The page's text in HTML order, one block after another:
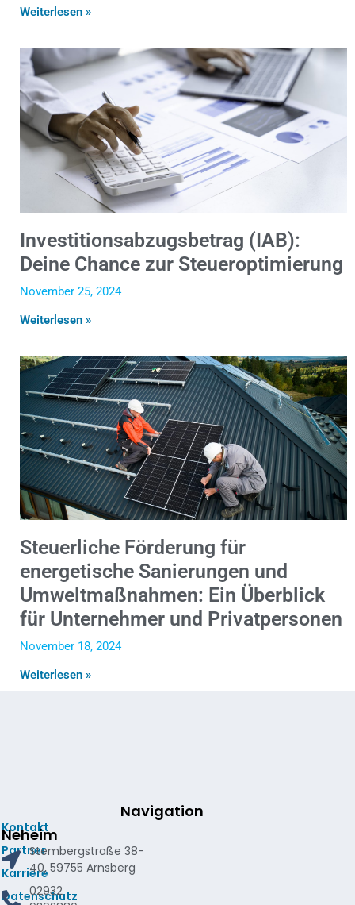
Weiterlesen »
Investitionsabzugsbetrag (IAB):
Deine Chance zur Steueroptimierung
November 25, 2024
Weiterlesen »
Steuerliche Förderung für
energetische Sanierungen und
Umweltmaßnahmen: Ein Überblick
für Unternehmer und Privatpersonen
November 18, 2024
Weiterlesen »
Navigation
Kontakt
Partner
Karriere
Datenschutz
Neheim
Stembergstraße 38-
40, 59755 Arnsberg
02932